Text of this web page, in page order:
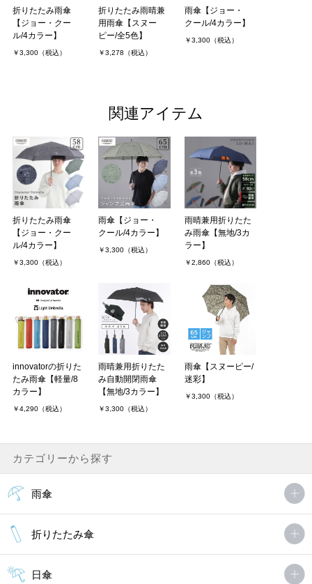
折りたたみ雨傘
【ジョー・クー
ル/4カラー】
￥3,300（税込）
折りたたみ雨晴兼
用雨傘【スヌー
ピー/全5色】
￥3,278（税込）
雨傘【ジョー・
クール/4カラー】
￥3,300（税込）
関連アイテム
折りたたみ雨傘
【ジョー・クー
ル/4カラー】
￥3,300（税込）
雨傘【ジョー・
クール/4カラー】
￥3,300（税込）
雨晴兼用折りたた
み雨傘【無地/3カ
ラー】
￥2,860（税込）
innovatorの折りた
たみ雨傘【軽量/8
カラー】
￥4,290（税込）
雨晴兼用折りたた
み自動開閉雨傘
【無地/3カラー】
￥3,300（税込）
雨傘【スヌーピー/
迷彩】
￥3,300（税込）
カテゴリーから探す
雨傘
折りたたみ傘
日傘